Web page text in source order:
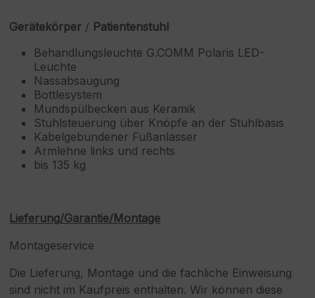
Gerätekörper / Patientenstuhl
Behandlungsleuchte G.COMM Polaris LED-
Leuchte
Nassabsaugung
Bottlesystem
Mundspülbecken aus Keramik
Stuhlsteuerung über Knöpfe an der Stuhlbasis
Kabelgebundener Fußanlasser
Armlehne links und rechts
bis 135 kg
Lieferung/Garantie/Montage
Montageservice
Die Lieferung, Montage und die fachliche Einweisung
sind nicht im Kaufpreis enthalten. Wir können diese